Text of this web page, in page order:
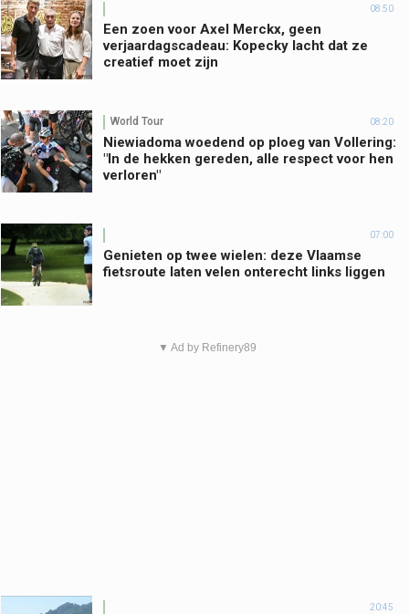
08:50
Een zoen voor Axel Merckx, geen
verjaardagscadeau: Kopecky lacht dat ze
creatief moet zijn
World Tour 08:20
Niewiadoma woedend op ploeg van Vollering:
"In de hekken gereden, alle respect voor hen
verloren"
07:00
Genieten op twee wielen: deze Vlaamse
fietsroute laten velen onterecht links liggen
▼ Ad by Refinery89
20:45